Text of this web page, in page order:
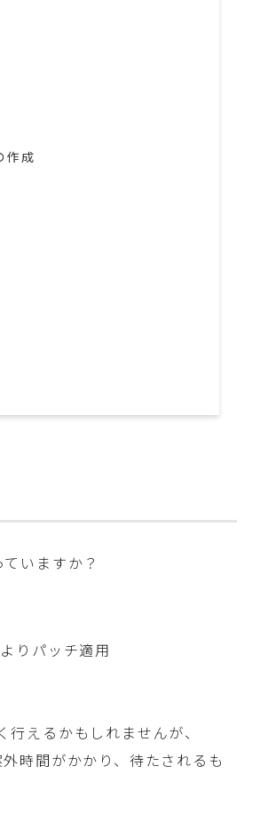
作成
いますか？
りパッチ適用
えるかもしれませんが、
時間がかかり、待たされるも